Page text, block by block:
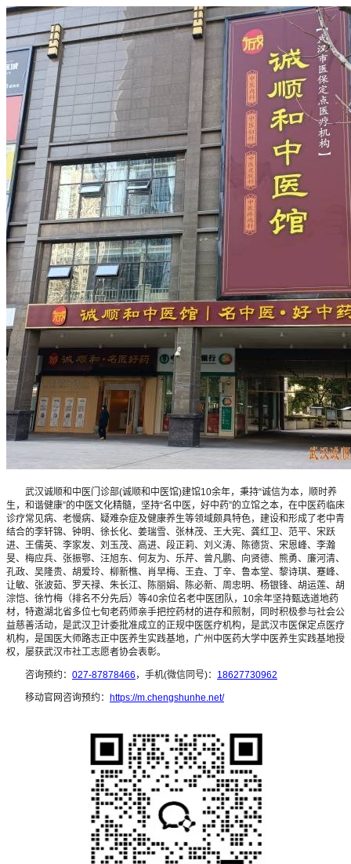
武汉诚顺和中医门诊部(诚顺和中医馆)建馆10余年，秉持“诚信为本，顺时养
生，和谐健康”的中医文化精髓，坚持“名中医，好中药”的立馆之本，在中医药临床
诊疗常见病、老慢病、疑难杂症及健康养生等领域颇具特色，建设和形成了老中青
结合的李轩锦、钟明、徐长化、姜瑞雪、张林茂、王大宪、龚红卫、范平、宋跃
进、王儒英、李家发、刘玉茂、高进、段正莉、刘义涛、陈德货、宋恩峰、李瀚
旻、梅应兵、张振鄂、汪旭东、何友为、乐芹、曾凡鹏、向贤德、熊勇、廉河清、
孔政、吴隆贵、胡爱玲、柳新樵、肖早梅、王垚、丁辛、鲁本堂、黎诗琪、蹇峰、
让敏、张波茹、罗天禄、朱长江、陈丽娟、陈必新、周忠明、杨银锋、胡运莲、胡
淙恺、徐竹梅（排名不分先后）等40余位名老中医团队，10余年坚持甄选道地药
材，特邀湖北省多位七旬老药师亲手把控药材的进存和煎制，同时积极参与社会公
益慈善活动，是武汉卫计委批准成立的正规中医医疗机构，是武汉市医保定点医疗
机构，是国医大师路志正中医养生实践基地，广州中医药大学中医养生实践基地授
权，屡获武汉市社工志愿者协会表彰。
咨询预约： 027-87878466 ，手机(微信同号)： 18627730962
移动官网咨询预约： https://m.chengshunhe.net/